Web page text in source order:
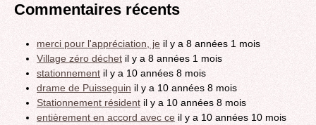
Commentaires récents
merci pour l'appréciation, je il y a 8 années 1 mois
Village zéro déchet il y a 8 années 1 mois
stationnement il y a 10 années 8 mois
drame de Puisseguin il y a 10 années 8 mois
Stationnement résident il y a 10 années 8 mois
entièrement en accord avec ce il y a 10 années 10 mois